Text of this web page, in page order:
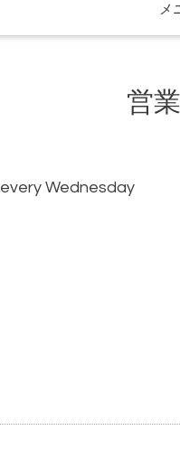
メ
営
every Wednesday